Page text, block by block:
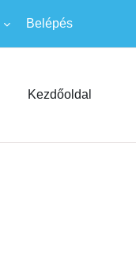
Belépés
Kezdőoldal